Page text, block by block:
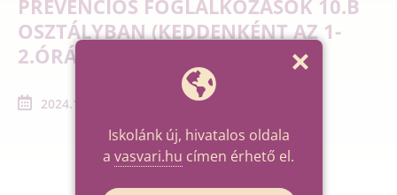
PREVENCIÓS FOGLALKOZÁSOK 10.B
OSZTÁLYBAN (KEDDENKÉNT AZ 1-
2.ÓRÁBAN)
2024.11.12. - 2024.12.03.
Iskolánk új, hivatalos oldala
a vasvari.hu címen érhető el.